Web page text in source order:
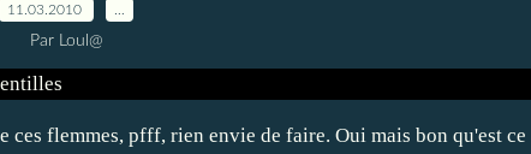
11.03.2010
Par Loul@
flemmes, pfff, rien envie de faire. Oui mais bon qu'est ce